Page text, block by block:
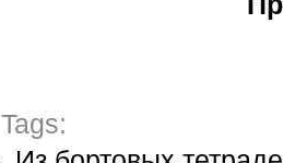
Tags: